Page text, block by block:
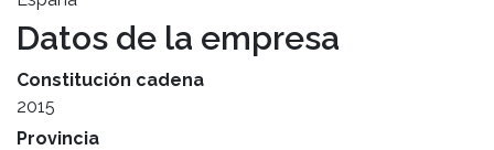
Datos de la empresa
Constitución cadena
2015
Provincia